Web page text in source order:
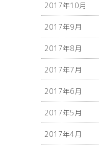
2017年10月
2017年9月
2017年8月
2017年7月
2017年6月
2017年5月
2017年4月